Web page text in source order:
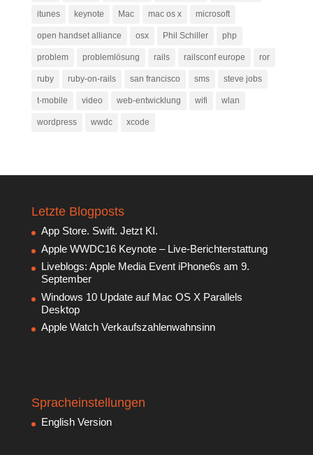
itunes keynote Mac mac os x microsoft
open handset alliance osx Phil Schiller php
problem problemlösung rails railsconf europe ror
ruby ruby-on-rails san francisco sms steve jobs
t-mobile video web-entwicklung wifi wlan
wordpress wwdc xcode
Letzte Blogposts
App Store. Swift. Jetzt KI.
Apple WWDC16 Keynote – Live-Berichterstattung
Liveblogs: Apple Media Event iPhone6s am 9.
September
Windows 10 Update auf Mac OS X Parallels
Desktop
Apple Watch Verkaufszahlenwahnsinn
Spracheinstellungen
English Version